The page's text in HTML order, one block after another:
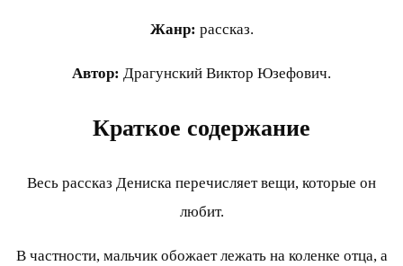
Жанр: рассказ.
Автор: Драгунский Виктор Юзефович.
Краткое содержание
Весь рассказ Дениска перечисляет вещи, которые он
любит.
В частности, мальчик обожает лежать на коленке отца, а